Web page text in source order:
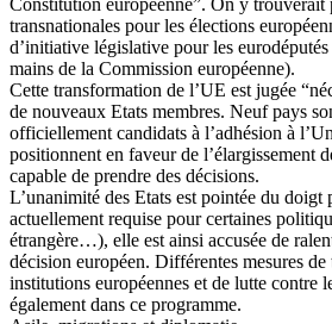
transnationales pour les élections
d’initiative législative pour les
mains de la Commission européenne).
Cette transformation de l’UE est jugée
de nouveaux Etats membres. Neuf pays
officiellement candidats à l’adhésion à
positionnent en faveur de l’élargissement
capable de prendre des décisions.
L’unanimité des Etats est pointée du doigt
actuellement requise pour certaines
étrangère…), elle est ainsi accusée de
décision européen. Différentes mesures de
institutions européennes et de lutte contre
également dans ce programme.